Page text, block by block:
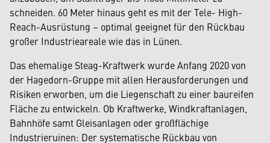
schneiden. 60 Meter hinaus geht es mit der Tele- High-
Reach-Ausrüstung – optimal geeignet für den Rückbau
großer Industrieareale wie das in Lünen.
Das ehemalige Steag-Kraftwerk wurde Anfang 2020 von
der Hagedorn-Gruppe mit allen Herausforderungen und
Risiken erworben, um die Liegenschaft zu einer baureifen
Fläche zu entwickeln. Ob Kraftwerke, Windkraftanlagen,
Bahnhöfe samt Gleisanlagen oder großflächige
Industrieruinen: Der systematische Rückbau von